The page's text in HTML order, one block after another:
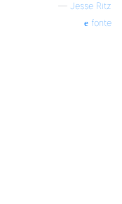
— Jesse Ritz
fonte